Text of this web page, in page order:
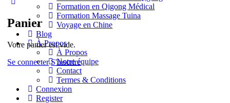
Panier
Votre panier est vide.
Se connecter S'inscrire
Formation en Qigong Médical
Formation Massage Tuina
Voyage en Chine
Blog
À Propos
À Propos
Notre équipe
Contact
Termes & Conditions
Connexion
Register